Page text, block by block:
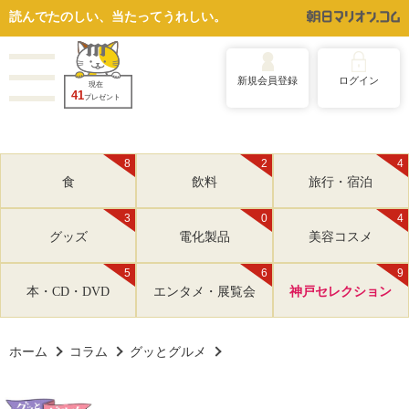
読んでたのしい、当たってうれしい。
現在
41プレゼント
新規会員登録 ログイン
8
食
2
飲料
4
旅行・宿泊
3
グッズ
0
電化製品
4
美容コスメ
5
本・CD・DVD
6
エンタメ・展覧会
9
神戸セレクション
ホーム コラム グッとグルメ